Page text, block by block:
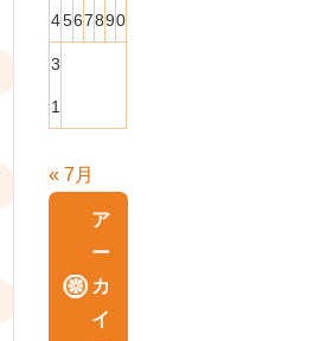
4567890
3
1
« 7月
ア
ー
カ
イ